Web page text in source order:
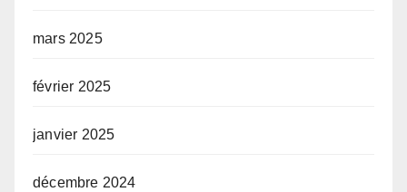
mars 2025
février 2025
janvier 2025
décembre 2024